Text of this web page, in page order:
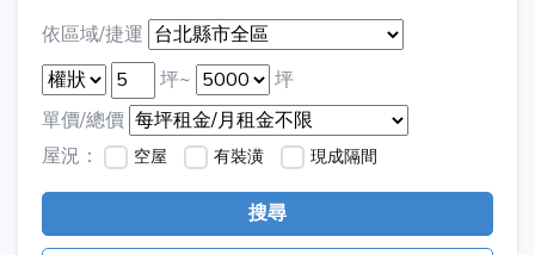
依區域/捷運
坪~
坪
單價/總價
屋況：
空屋 有裝潢 現成隔間
搜尋